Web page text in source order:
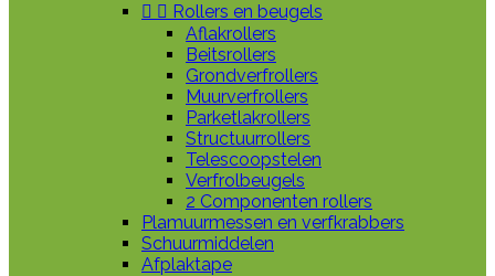
  Rollers en beugels
Aflakrollers
Beitsrollers
Grondverfrollers
Muurverfrollers
Parketlakrollers
Structuurrollers
Telescoopstelen
Verfrolbeugels
2 Componenten rollers
Plamuurmessen en verfkrabbers
Schuurmiddelen
Afplaktape